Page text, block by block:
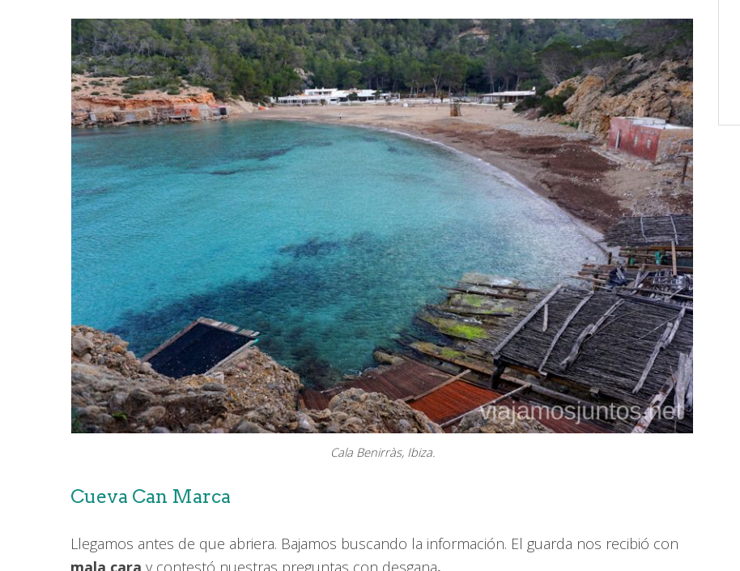
Cala Benirràs, Ibiza.
Cueva Can Marca
Llegamos antes de que abriera. Bajamos buscando la información. El guarda nos recibió con